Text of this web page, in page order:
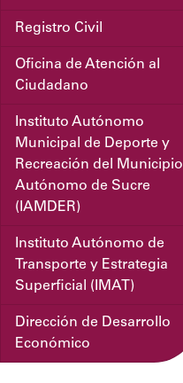
Registro Civil
Oficina de Atención al
Ciudadano
Instituto Autónomo
Municipal de Deporte y
Recreación del Municipio
Autónomo de Sucre
(IAMDER)
Instituto Autónomo de
Transporte y Estrategia
Superficial (IMAT)
Dirección de Desarrollo
Económico